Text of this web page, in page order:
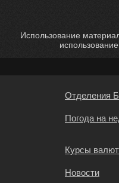
Использование
Отделения
Погода на
Курсы валют
Новости